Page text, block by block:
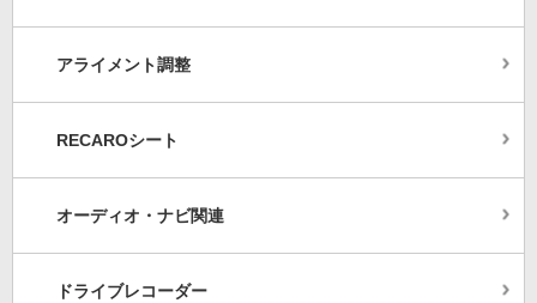
アライメント調整
RECAROシート
オーディオ・ナビ関連
ドライブレコーダー